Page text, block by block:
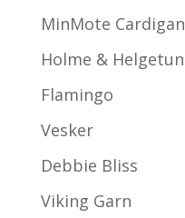
MinMote Cardigan
Holme & Helgetun
Flamingo
Vesker
Debbie Bliss
Viking Garn